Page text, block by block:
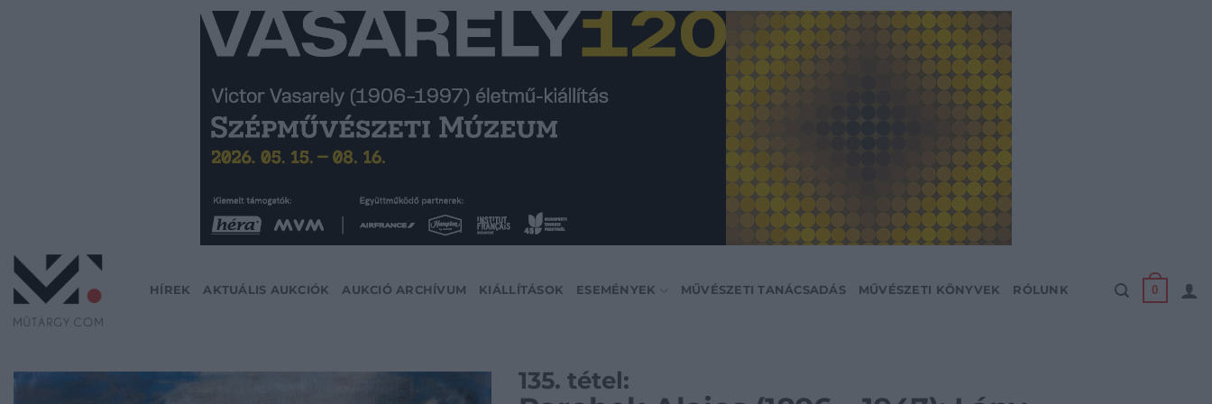
HÍREK AKTUÁLIS AUKCIÓK AUKCIÓ ARCHÍVUM KIÁLLÍTÁSOK ESEMÉNYEK MŰVÉSZETI TANÁCSADÁS MŰVÉSZETI KÖNYVEK RÓLUNK 0
135. tétel: